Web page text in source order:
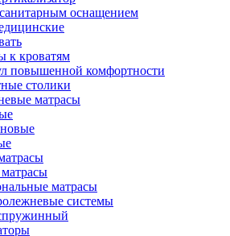
оснащением
к кроватям
повышенной комфортности
столики
матрасы
матрасы
системы